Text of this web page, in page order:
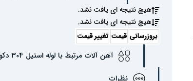
هیچ نتیجه ای یافت نشد.
هیچ نتیجه ای یافت نشد.
بروزرسانی قیمت تغییر قیمت
آهن آلات مرتبط با لوله استیل 304 دکوراتیو قطر 51 ضخامت 0.8 م.م طلایی